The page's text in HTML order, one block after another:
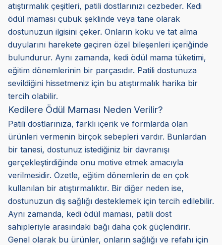
atıştırmalık çeşitleri, patili dostlarınızı cezbeder. Kedi
ödül maması çubuk şeklinde veya tane olarak
dostunuzun ilgisini çeker. Onların koku ve tat alma
duyularını harekete geçiren özel bileşenleri içeriğinde
bulundurur. Aynı zamanda, kedi ödül mama tüketimi,
eğitim dönemlerinin bir parçasıdır. Patili dostunuza
sevildiğini hissetmeniz için bu atıştırmalık harika bir
tercih olabilir.
Kedilere Ödül Maması Neden Verilir?
Patili dostlarınıza, farklı içerik ve formlarda olan
ürünleri vermenin birçok sebepleri vardır. Bunlardan
bir tanesi, dostunuz istediğiniz bir davranışı
gerçekleştirdiğinde onu motive etmek amacıyla
verilmesidir. Özetle, eğitim dönemlerin de en çok
kullanılan bir atıştırmalıktır. Bir diğer neden ise,
dostunuzun diş sağlığı desteklemek için tercih edilebilir.
Aynı zamanda, kedi ödül maması, patili dost
sahipleriyle arasındaki bağı daha çok güçlendirir.
Genel olarak bu ürünler, onların sağlığı ve refahı için